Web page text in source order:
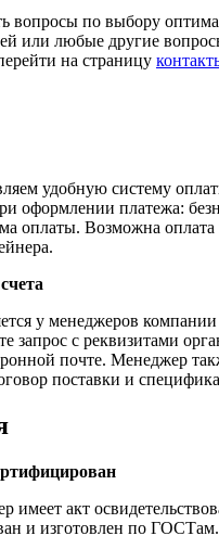
вопросы по выбору
или любые другие
на страницу
удобную систему
оформлении платежа:
оплаты. Возможна
у менеджеров
запрос с реквизитами
почте. Менеджер
поставки и
имеет акт
и изготовлен по ГОСТам.